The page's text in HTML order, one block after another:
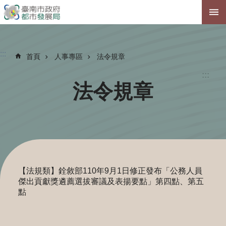
跳到主要內容區塊
:::
::: 首頁 人事專區 法令規章
法令規章
【法規類】銓敘部110年9月1日修正發布「公務人員
傑出貢獻獎遴薦選拔審議及表揚要點」第四點、第五
點